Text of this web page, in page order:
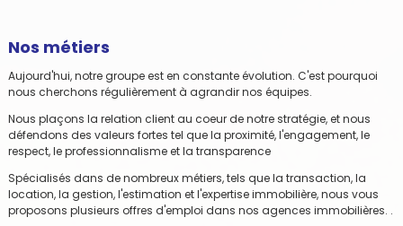
Nos métiers
Aujourd'hui, notre groupe est en constante évolution. C'est pourquoi
nous cherchons régulièrement à agrandir nos équipes.
Nous plaçons la relation client au coeur de notre stratégie, et nous
défendons des valeurs fortes tel que la proximité, l'engagement, le
respect, le professionnalisme et la transparence
Spécialisés dans de nombreux métiers, tels que la transaction, la
location, la gestion, l'estimation et l'expertise immobilière, nous vous
proposons plusieurs offres d'emploi dans nos agences immobilières. .